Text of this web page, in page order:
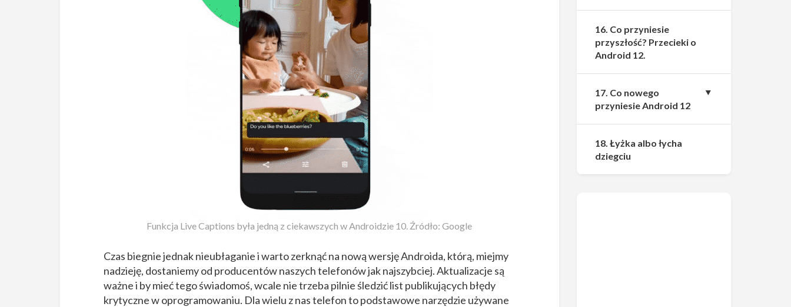
Funkcja Live Captions była jedną z ciekawszych w Androidzie 10. Źródło: Google
Czas biegnie jednak nieubłaganie i warto zerknąć na nową wersję Androida, którą, miejmy
nadzieję, dostaniemy od producentów naszych telefonów jak najszybciej. Aktualizacje są
ważne i by mieć tego świadomoś, wcale nie trzeba pilnie śledzić list publikujących błędy
krytyczne w oprogramowaniu. Dla wielu z nas telefon to podstawowe narzędzie używane
16. Co przyniesie
przyszłość? Przecieki o
Android 12.
17. Co nowego
przyniesie Android 12
18. Łyżka albo łycha
dziegciu